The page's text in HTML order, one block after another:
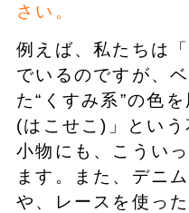
さい。
例えば、私たちは
でいるのですが、
た“くすみ系”の色
(はこせこ)」とい
小物にも、こうい
ます。また、デニ
や、レースを使っ